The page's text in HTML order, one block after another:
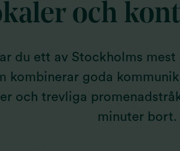
och
du ett av Stockholms
kombinerar goda
och trevliga
minuter bort.